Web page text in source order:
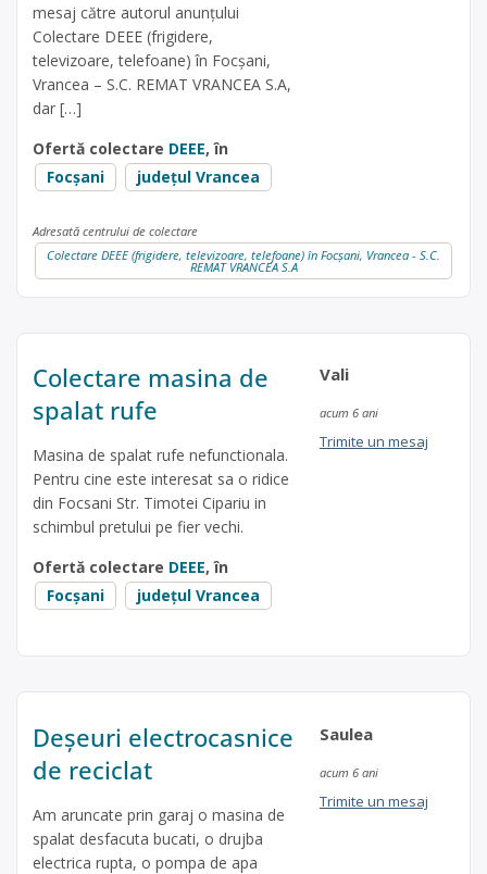
mesaj către autorul anunțului
Colectare DEEE (frigidere,
televizoare, telefoane) în Focșani,
Vrancea – S.C. REMAT VRANCEA S.A,
dar […]
Ofertă colectare DEEE, în
Focșani
județul Vrancea
Adresată centrului de colectare
Colectare DEEE (frigidere, televizoare, telefoane) în Focșani, Vrancea - S.C.
REMAT VRANCEA S.A
Colectare masina de
spalat rufe
Masina de spalat rufe nefunctionala.
Pentru cine este interesat sa o ridice
din Focsani Str. Timotei Cipariu in
schimbul pretului pe fier vechi.
Ofertă colectare DEEE, în
Focșani
județul Vrancea
Vali
acum 6 ani
Trimite un mesaj
Deșeuri electrocasnice
de reciclat
Am aruncate prin garaj o masina de
spalat desfacuta bucati, o drujba
electrica rupta, o pompa de apa
Saulea
acum 6 ani
Trimite un mesaj